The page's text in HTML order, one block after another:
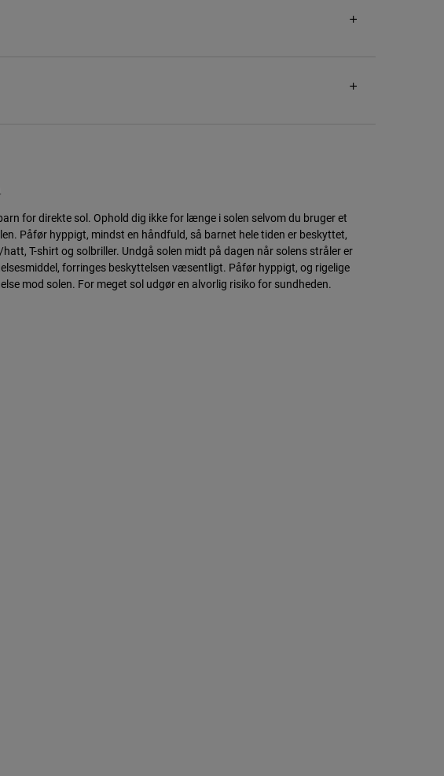
for direkte sol. Ophold dig ikke for længe i solen selvom du bruger et
Påfør hyppigt, mindst en håndfuld, så barnet hele tiden er beskyttet,
T-shirt og solbriller. Undgå solen midt på dagen når solens stråler er
forringes beskyttelsen væsentligt. Påfør hyppigt, og rigelige
mod solen. For meget sol udgør en alvorlig risiko for sundheden.